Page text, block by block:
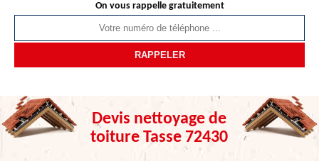
On vous rappelle gratuitement
Devis nettoyage de
toiture Tasse 72430